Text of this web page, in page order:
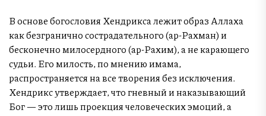
В основе богословия Хендрикса лежит образ Аллаха
как безгранично сострадательного (ар-Рахман) и
бесконечно милосердного (ар-Рахим), а не карающего
судьи. Его милость, по мнению имама,
распространяется на все творения без исключения.
Хендрикс утверждает, что гневный и наказывающий
Бог — это лишь проекция человеческих эмоций, а